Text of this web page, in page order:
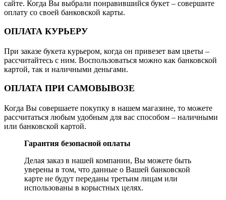
сайте. Когда Вы выбрали понравившийся букет – совершите
оплату со своей банковской карты.
ОПЛАТА КУРЬЕРУ
При заказе букета курьером, когда он привезет вам цветы –
рассчитайтесь с ним. Воспользоваться можно как банковской
картой, так и наличными деньгами.
ОПЛАТА ПРИ САМОВЫВОЗЕ
Когда Вы совершаете покупку в нашем магазине, то можете
рассчитаться любым удобным для вас способом – наличными
или банковской картой.
Гарантия безопасной оплаты
Делая заказ в нашей компании, Вы можете быть
уверены в том, что данные о Вашей банковской
карте не будут переданы третьим лицам или
использованы в корыстных целях.